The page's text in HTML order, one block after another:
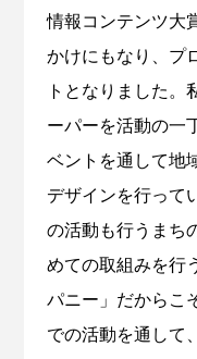
情報コンテンツ大
かけにもなり、プ
トとなりました。
ーパーを活動の一
ベントを通して地
デザインを行って
の活動も行うまち
めての取組みを行
パニー」だからこ
での活動を通して